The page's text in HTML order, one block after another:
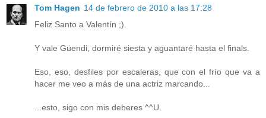
Tom Hagen 14 de febrero de 2010 a las 17:28
Feliz Santo a Valentín ;).
Y vale Güendi, dormiré siesta y aguantaré hasta el finals.
Eso, eso, desfiles por escaleras, que con el frío que va a
hacer me veo a más de una actriz marcando...
...esto, sigo con mis deberes ^^U.